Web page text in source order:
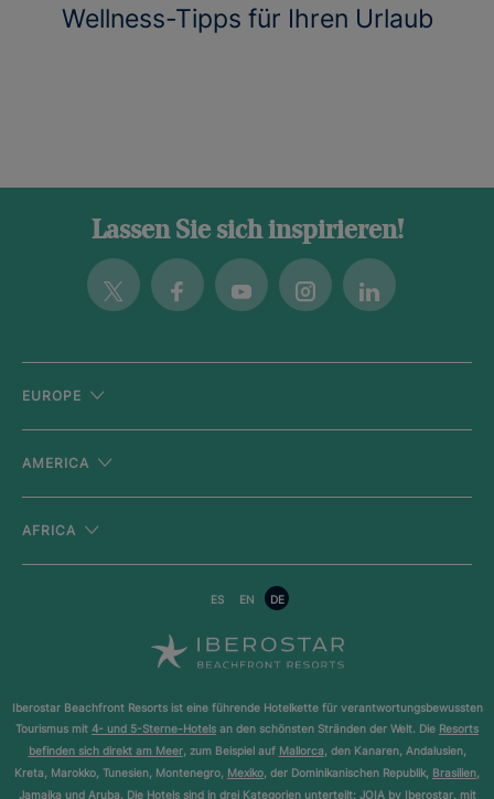
Wellness-Tipps für Ihren Urlaub
Lassen Sie sich inspirieren!
Twitter FacebookYoutubeInstagramLinkedin
EUROPE
AMERICA
AFRICA
ES EN DE
Iberostar Beachfront Resorts ist eine führende Hotelkette für verantwortungsbewussten
Tourismus mit 4- und 5-Sterne-Hotels an den schönsten Stränden der Welt. Die Resorts
befinden sich direkt am Meer, zum Beispiel auf Mallorca, den Kanaren, Andalusien,
Kreta, Marokko, Tunesien, Montenegro, Mexiko, der Dominikanischen Republik, Brasilien,
Jamaika und Aruba. Die Hotels sind in drei Kategorien unterteilt: JOIA by Iberostar, mit